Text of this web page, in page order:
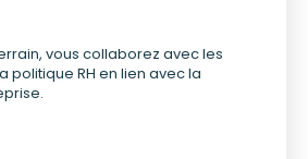
vous collaborez avec les
politique RH en lien avec la